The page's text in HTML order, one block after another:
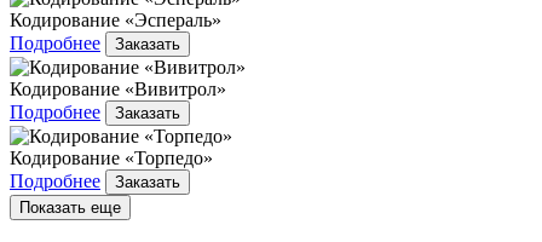
Кодирование «Эспераль»
Подробнее
Заказать
Кодирование «Вивитрол»
Подробнее
Заказать
Кодирование «Торпедо»
Подробнее
Заказать
Показать еще